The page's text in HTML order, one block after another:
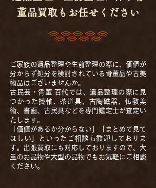
董品買取もお任せください
ご家族の遺品整理や生前整理の際に、価値が
分からず処分を検討されている骨董品や古美
術品はございませんか。
古民芸・骨董 百代では、遺品整理の際に見
つかった掛軸、茶道具、古陶磁器、仏教美
術、書画、古民具などを専門鑑定士が査定い
たします。
「価値があるか分からない」「まとめて見て
ほしい」といったご相談も歓迎しておりま
す。出張買取にも対応しておりますので、大
量のお品物や大型の品物でもお気軽にご相談
ください。